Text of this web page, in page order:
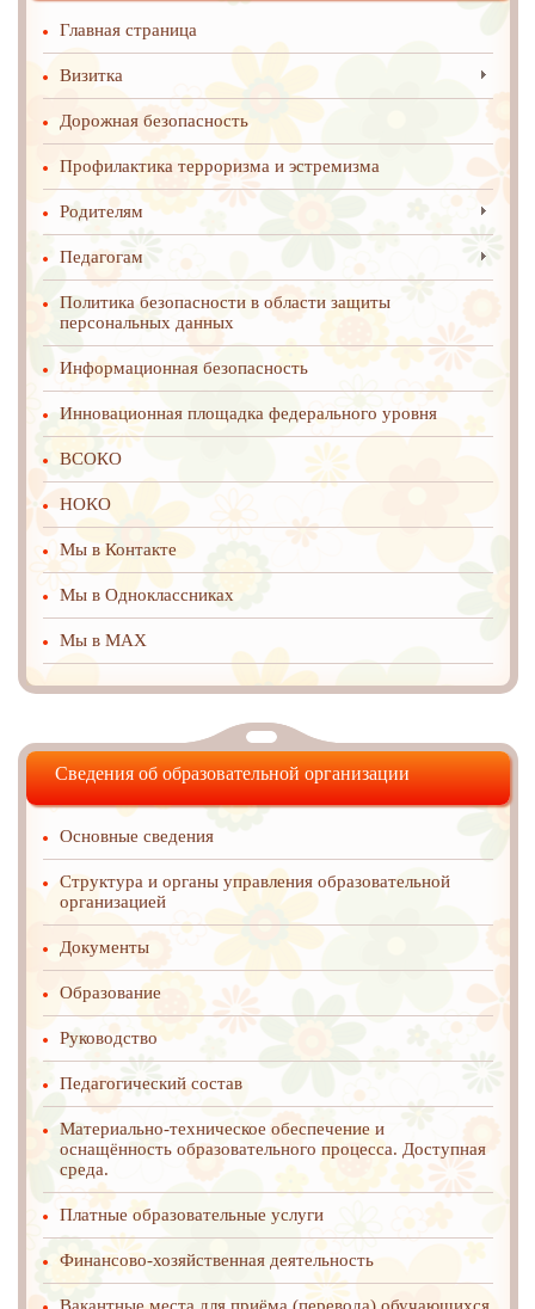
Главная страница
Визитка
Дорожная безопасность
Профилактика терроризма и эстремизма
Родителям
Педагогам
Политика безопасности в области защиты
персональных данных
Информационная безопасность
Инновационная площадка федерального уровня
ВСОКО
НОКО
Мы в Контакте
Мы в Одноклассниках
Мы в MAX
Сведения об образовательной организации
Основные сведения
Структура и органы управления образовательной
организацией
Документы
Образование
Руководство
Педагогический состав
Материально-техническое обеспечение и
оснащённость образовательного процесса. Доступная
среда.
Платные образовательные услуги
Финансово-хозяйственная деятельность